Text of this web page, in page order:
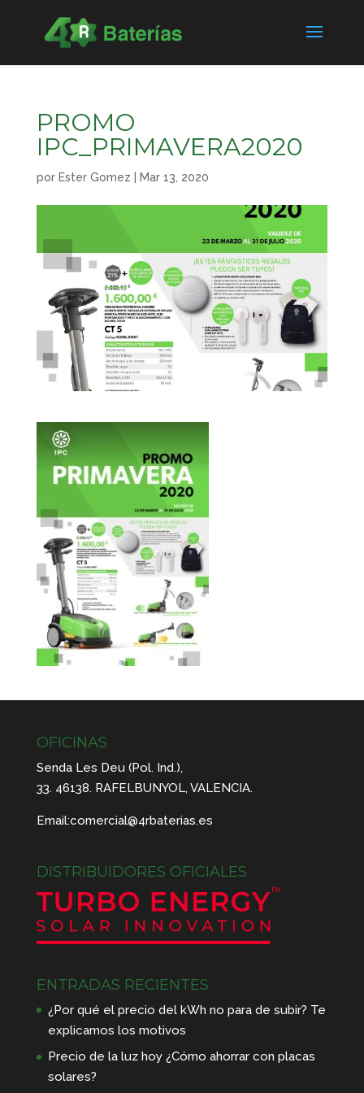
PROMO
IPC_PRIMAVERA2020
por Ester Gomez Mar 13, 2020
OFICINAS
Senda Les Deu (Pol. Ind.),
33. 46138. RAFELBUNYOL, VALENCIA.
Email:comercial@4rbaterias.es
DISTRIBUIDORES OFICIALES
ENTRADAS RECIENTES
¿Por qué el precio del kWh no para de subir? Te
explicamos los motivos
Precio de la luz hoy ¿Cómo ahorrar con placas
solares?